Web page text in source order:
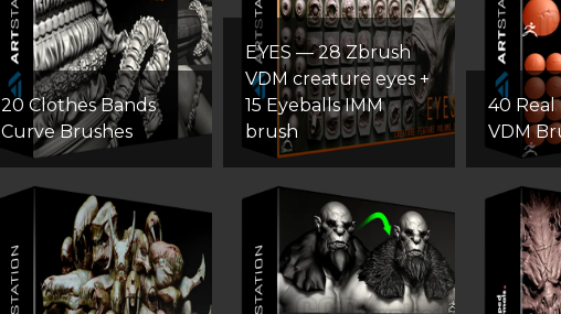
20 Clothes Bands
Curve Brushes
EYES — 28 Zbrush
VDM creature eyes +
15 Eyeballs IMM
brush
40 Real
VDM